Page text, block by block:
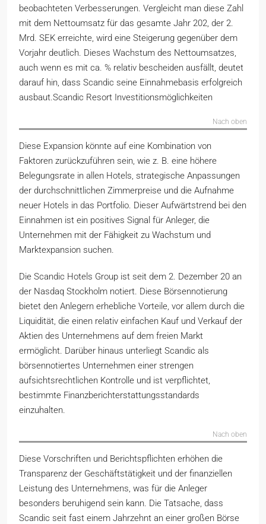
beobachteten Verbesserungen. Vergleicht man diese Zahl
mit dem Nettoumsatz für das gesamte Jahr 202, der 2.
Mrd. SEK erreichte, wird eine Steigerung gegenüber dem
Vorjahr deutlich. Dieses Wachstum des Nettoumsatzes,
auch wenn es mit ca. % relativ bescheiden ausfällt, deutet
darauf hin, dass Scandic seine Einnahmebasis erfolgreich
ausbaut.Scandic Resort Investitionsmöglichkeiten
Nach oben
Diese Expansion könnte auf eine Kombination von
Faktoren zurückzuführen sein, wie z. B. eine höhere
Belegungsrate in allen Hotels, strategische Anpassungen
der durchschnittlichen Zimmerpreise und die Aufnahme
neuer Hotels in das Portfolio. Dieser Aufwärtstrend bei den
Einnahmen ist ein positives Signal für Anleger, die
Unternehmen mit der Fähigkeit zu Wachstum und
Marktexpansion suchen.
Die Scandic Hotels Group ist seit dem 2. Dezember 20 an
der Nasdaq Stockholm notiert. Diese Börsennotierung
bietet den Anlegern erhebliche Vorteile, vor allem durch die
Liquidität, die einen relativ einfachen Kauf und Verkauf der
Aktien des Unternehmens auf dem freien Markt
ermöglicht. Darüber hinaus unterliegt Scandic als
börsennotiertes Unternehmen einer strengen
aufsichtsrechtlichen Kontrolle und ist verpflichtet,
bestimmte Finanzberichterstattungsstandards
einzuhalten.
Nach oben
Diese Vorschriften und Berichtspflichten erhöhen die
Transparenz der Geschäftstätigkeit und der finanziellen
Leistung des Unternehmens, was für die Anleger
besonders beruhigend sein kann. Die Tatsache, dass
Scandic seit fast einem Jahrzehnt an einer großen Börse